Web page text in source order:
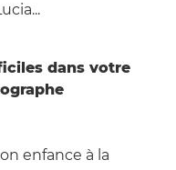
dans votre
enfance à la